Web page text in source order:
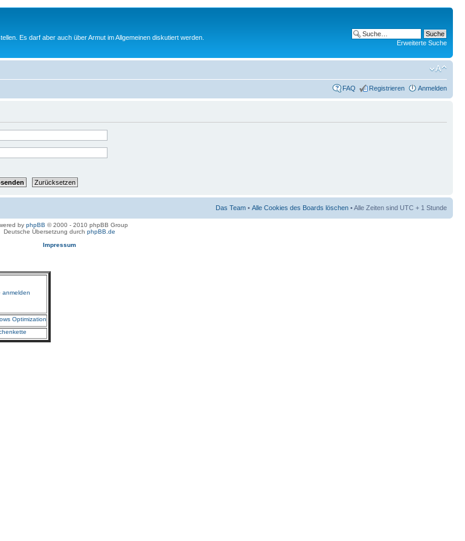
Es darf aber auch über Armut im Allgemeinen diskutiert werden.
Erweiterte Suche
FAQ Registrieren Anmelden
Das Team • Alle Cookies des Boards löschen • Alle Zeiten sind UTC + 1 Stunde
by phpBB © 2000 - 2010 phpBB Group
Deutsche Übersetzung durch phpBB.de
Impressum